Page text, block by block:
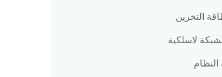
التخزين
لاسلكية
النظام